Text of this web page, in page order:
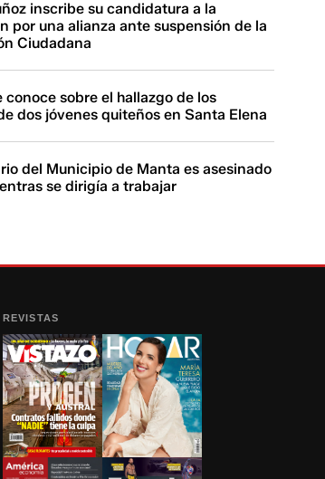
inscribe su candidatura a la
por una alianza ante suspensión de la
Ciudadana
conoce sobre el hallazgo de los
dos jóvenes quiteños en Santa Elena
del Municipio de Manta es asesinado
se dirigía a trabajar
REVISTAS